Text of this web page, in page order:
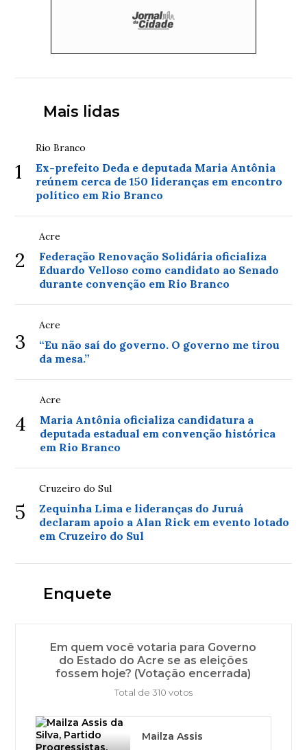
Mais lidas
1
Rio Branco
Ex-prefeito Deda e deputada Maria Antônia
reúnem cerca de 150 lideranças em encontro
político em Rio Branco
2
Acre
Federação Renovação Solidária oficializa
Eduardo Velloso como candidato ao Senado
durante convenção em Rio Branco
3
Acre
“Eu não saí do governo. O governo me tirou
da mesa.”
4
Acre
Maria Antônia oficializa candidatura a
deputada estadual em convenção histórica
em Rio Branco
5
Cruzeiro do Sul
Zequinha Lima e lideranças do Juruá
declaram apoio a Alan Rick em evento lotado
em Cruzeiro do Sul
Enquete
Em quem você votaria para Governo
do Estado do Acre se as eleições
fossem hoje? (Votação encerrada)
Total de 310 votos
Mailza Assis